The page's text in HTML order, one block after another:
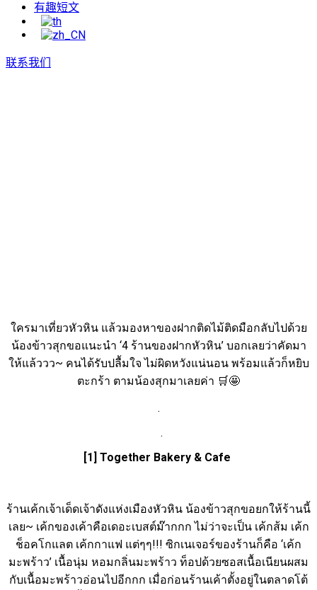
有趣短文
联系我们
ใครมาเที่ยวหัวหิน แล้วมองหาของฝากติดไม้ติดมือกลับไปด้วย
น้องข้าวสุกขอแนะนำ ‘4 ร้านของฝากหัวหิน’ บอกเลยว่าคัดมา
ให้แล้ววว~ คนได้รับปลื้มใจ ไม่ผิดหวังแน่นอน พร้อมแล้วก็หยิบ
ตะกร้า ตามน้องสุกมาเลยค่า 🛒🤩
.
.
[1] Together Bakery & Cafe
ร้านเค้กเจ้าเด็ดเจ้าดังแห่งเมืองหัวหิน น้องข้าวสุกขอยกให้ร้านนี้
เลย~ เค้กของเค้าคือเดอะเบสต์ม๊ากกก ไม่ว่าจะเป็น เค้กส้ม เค้ก
ช็อคโกแลต เค้กกาแฟ แต่ๆๆ!!! ซิกเนเจอร์ของร้านก็คือ ‘เค้ก
มะพร้าว’ เนื้อนุ่ม หอมกลิ่นมะพร้าว ท็อปด้วยซอสเนื้อเนียนผสม
กับเนื้อมะพร้าวอ่อนไปอีกกก เมื่อก่อนร้านเค้าตั้งอยู่ในตลาดโต้